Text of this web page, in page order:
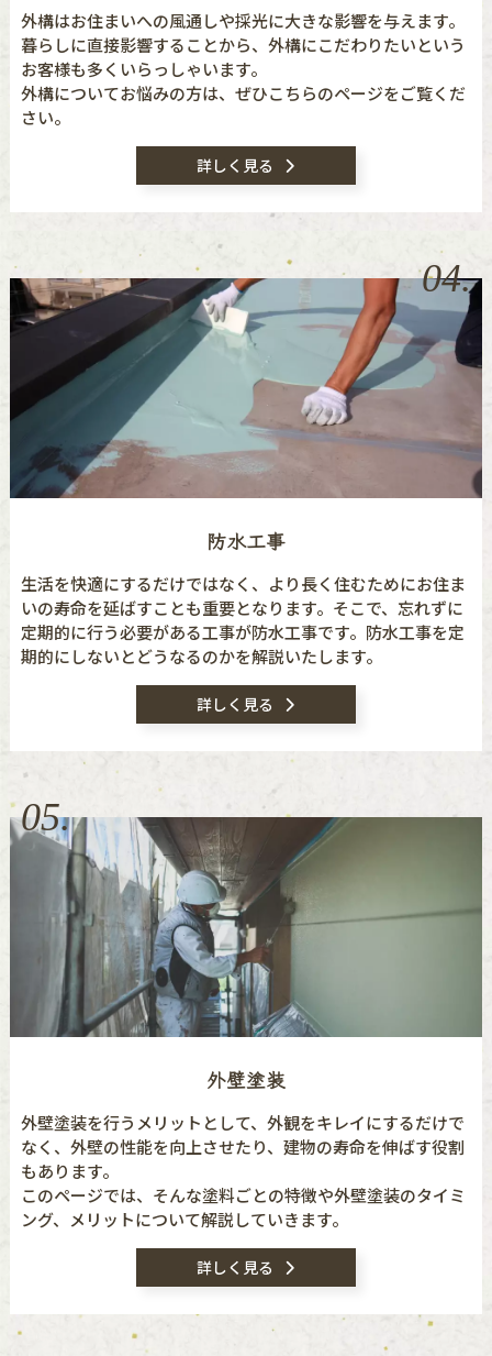
外構はお住まいへの風通しや採光に大きな影響を与えます。
暮らしに直接影響することから、外構にこだわりたいという
お客様も多くいらっしゃいます。
外構についてお悩みの方は、ぜひこちらのページをご覧くだ
さい。
詳しく見る
防水工事
生活を快適にするだけではなく、より長く住むためにお住ま
いの寿命を延ばすことも重要となります。そこで、忘れずに
定期的に行う必要がある工事が防水工事です。防水工事を定
期的にしないとどうなるのかを解説いたします。
詳しく見る
04.
外壁塗装
外壁塗装を行うメリットとして、外観をキレイにするだけで
なく、外壁の性能を向上させたり、建物の寿命を伸ばす役割
もあります。
このページでは、そんな塗料ごとの特徴や外壁塗装のタイミ
ング、メリットについて解説していきます。
詳しく見る
05.